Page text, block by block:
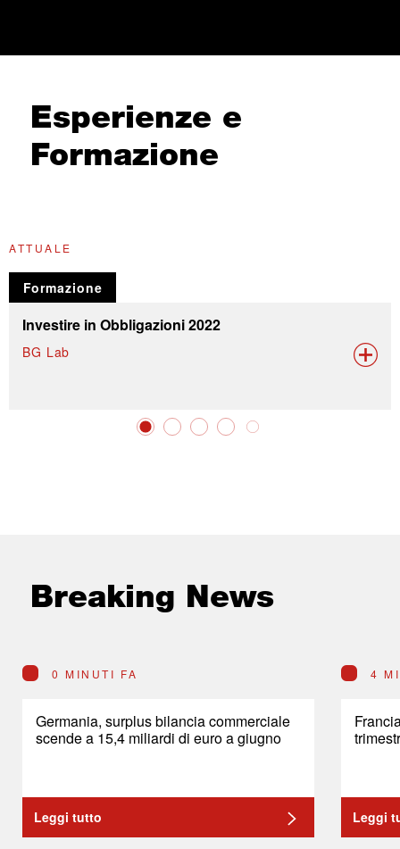
Esperienze e
Formazione
ATTUALE
Formazione
Investire in Obbligazioni 2022
BG Lab
Breaking News
0 MINUTI FA
Germania, surplus bilancia commerciale
scende a 15,4 miliardi di euro a giugno
Leggi tutto
4
Leggi